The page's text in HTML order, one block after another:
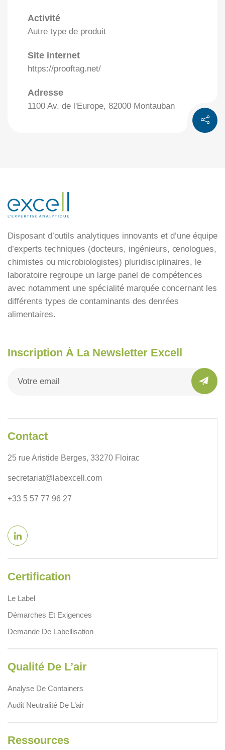
Activité
Autre type de produit
Site internet
https://prooftag.net/
Adresse
1100 Av. de l'Europe, 82000 Montauban
Disposant d’outils analytiques innovants et d’une équipe
d’experts techniques (docteurs, ingénieurs, œnologues,
chimistes ou microbiologistes) pluridisciplinaires, le
laboratoire regroupe un large panel de compétences
avec notamment une spécialité marquée concernant les
différents types de contaminants des denrées
alimentaires.
Inscription À La Newsletter Excell
Contact
25 rue Aristide Berges, 33270 Floirac
secretariat@labexcell.com
+33 5 57 77 96 27
Certification
Le Label
Démarches Et Exigences
Demande De Labellisation
Qualité De L’air
Analyse De Containers
Audit Neutralité De L’air
Ressources